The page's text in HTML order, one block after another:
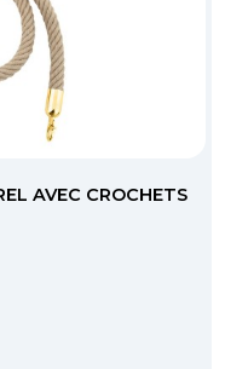
AVEC CROCHETS